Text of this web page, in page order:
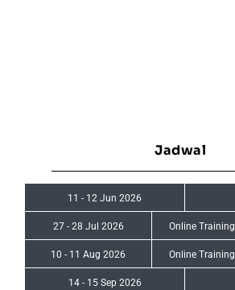
Jadwal
11 - 12 Jun 2026
27 - 28 Jul 2026 Online Training
10 - 11 Aug 2026 Online Training
14 - 15 Sep 2026